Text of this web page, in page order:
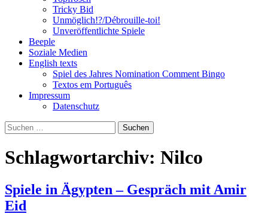
Tricky Bid
Unmöglich!?/Débrouille-toi!
Unveröffentlichte Spiele
Beeple
Soziale Medien
English texts
Spiel des Jahres Nomination Comment Bingo
Textos em Português
Impressum
Datenschutz
Suchen
nach:
Schlagwortarchiv: Nilco
Spiele in Ägypten – Gespräch mit Amir
Eid